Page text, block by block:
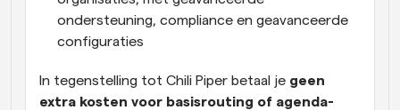
ondersteuning, compliance en geavanceerde
configuraties
In tegenstelling tot Chili Piper betaal je geen
extra kosten voor basisrouting of agenda-